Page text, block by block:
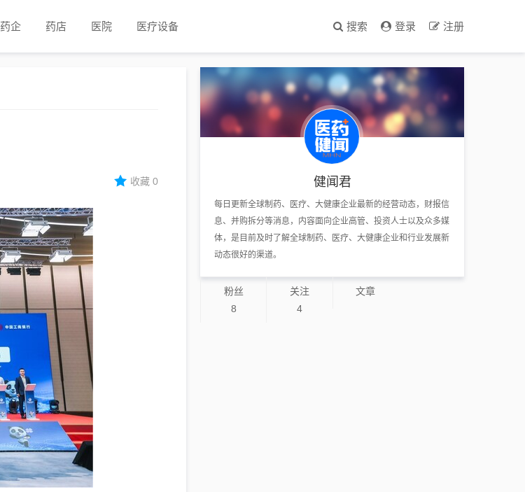
药企 药店 医院 医疗设备 搜索 登录 注册
收藏0 健闻君
每日更新全球制药、医疗、大健康企业最新的经营动态，财报信
息、并购拆分等消息，内容面向企业高管、投资人士以及众多媒
体，是目前及时了解全球制药、医疗、大健康企业和行业发展新
动态很好的渠道。
粉丝
8
关注
4
文章